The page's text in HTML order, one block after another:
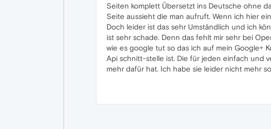
Seiten komplett Übersetzt ins Deutsche ohne
Seite aussieht die man aufruft. Wenn ich hier
Doch leider ist das sehr Umständlich und ich
ist sehr schade. Denn das fehlt mir sehr bei
wie es google tut so das ich auf mein Google+
Api schnitt-stelle ist. Die für jeden einfach und
mehr dafür hat. Ich habe sie leider nicht mehr